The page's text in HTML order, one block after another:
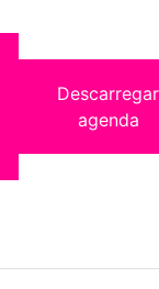
Descarregar
agenda